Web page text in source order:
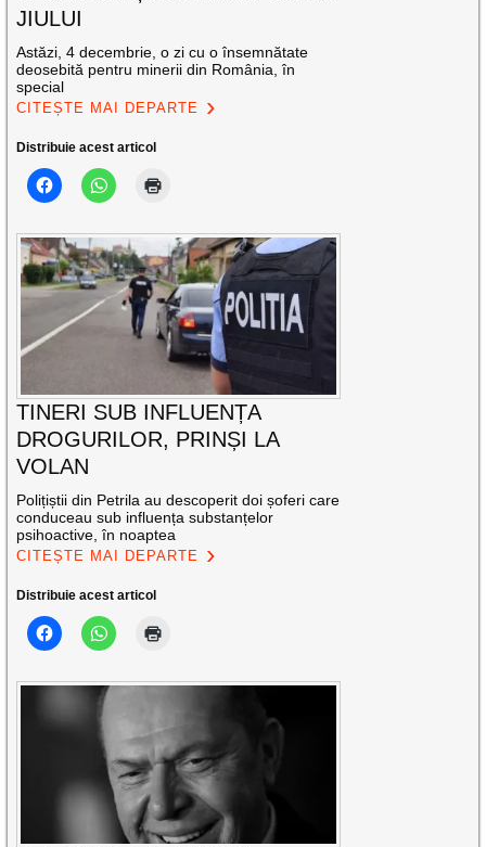
JIULUI
Astăzi, 4 decembrie, o zi cu o însemnătate
deosebită pentru minerii din România, în
special
CITEȘTE MAI DEPARTE
Distribuie acest articol
TINERI SUB INFLUENȚA
DROGURILOR, PRINȘI LA
VOLAN
Polițiștii din Petrila au descoperit doi șoferi care
conduceau sub influența substanțelor
psihoactive, în noaptea
CITEȘTE MAI DEPARTE
Distribuie acest articol